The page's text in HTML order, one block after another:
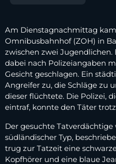
Am Dienstagnachmittag
Omnibusbahnhof (ZOH) in
zwischen zwei Jugendlichen.
dabei nach Polizeiangaben
Gesicht geschlagen. Ein
Angreifer zu, die Schläge zu
dieser flüchtete. Die Polizei,
eintraf, konnte den Täter
Der gesuchte Tatverdächtige
südländischer Typ,
trug zur Tatzeit eine
Kopfhörer und eine blaue